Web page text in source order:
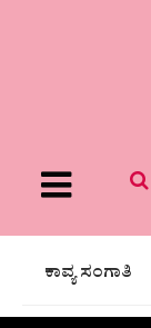
Menu
ಕಾವ್ಯ ಸಂಗಾತಿ